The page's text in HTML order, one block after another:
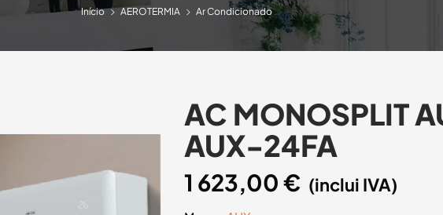
Início AEROTERMIA Ar Condicionado
AC MONOSPLIT
AUX-24FA
1 623,00€ (inclui IVA)